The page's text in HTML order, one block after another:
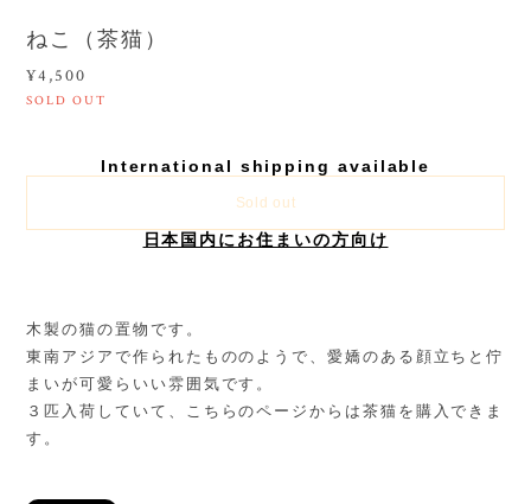
ねこ（茶猫）
¥4,500
SOLD OUT
International shipping available
Sold out
日本国内にお住まいの方向け
木製の猫の置物です。
東南アジアで作られたもののようで、愛嬌のある顔立ちと佇
まいが可愛らいい雰囲気です。
３匹入荷していて、こちらのページからは茶猫を購入できま
す。